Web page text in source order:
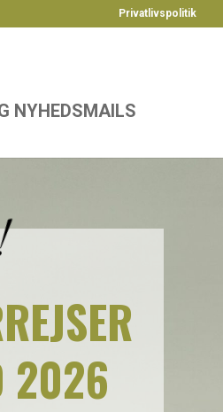
Privatlivspolitik
NYHEDSMAILS
2026